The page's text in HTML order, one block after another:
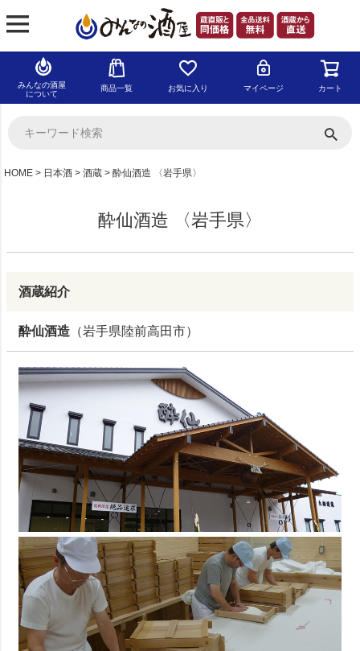
みんなの酒屋
について
商品一覧 お気に入り マイページ カート
HOME 日本酒 酒蔵 酔仙酒造 〈岩手県〉
酔仙酒造 〈岩手県〉
酒蔵紹介
酔仙酒造 （岩手県陸前高田市）